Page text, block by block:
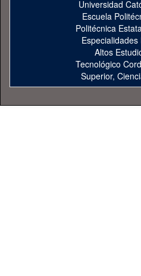
Universidad
Escuela
Politécnica
Altos
Tecnológico
Superior,